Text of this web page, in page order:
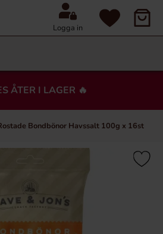
Logga in
ÅTER I LAGER 🔥
Bondbönor Havssalt 100g x 16st
också gillar…
×